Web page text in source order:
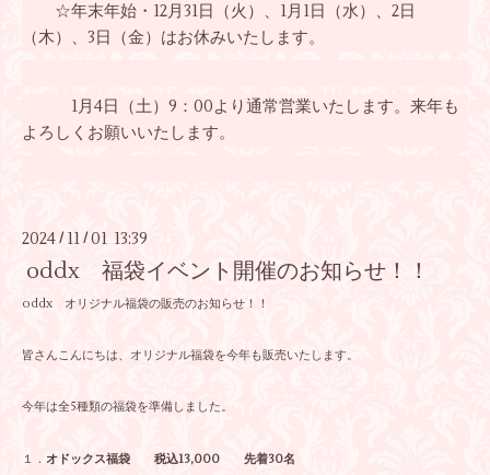
☆年末年始・12月31日（火）、1月1日（水）、2日
（木）、3日（金）はお休みいたします。
1月4日（土）9：00より通常営業いたします。来年も
よろしくお願いいたします。
2024 / 11 /01 13:39
oddx 福袋イベント開催のお知らせ！！
oddx オリジナル福袋の販売のお知らせ！！
皆さんこんにちは、オリジナル福袋を今年も販売いたします。
今年は全5種類の福袋を準備しました。
１． オドックス福袋 税込13,000 先着30名